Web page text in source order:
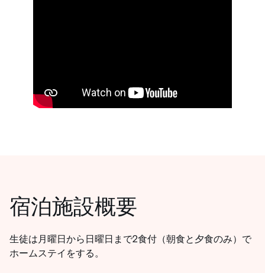
宿泊施設概要
生徒は月曜日から日曜日まで2食付（朝食と夕食のみ）で
ホームステイをする。